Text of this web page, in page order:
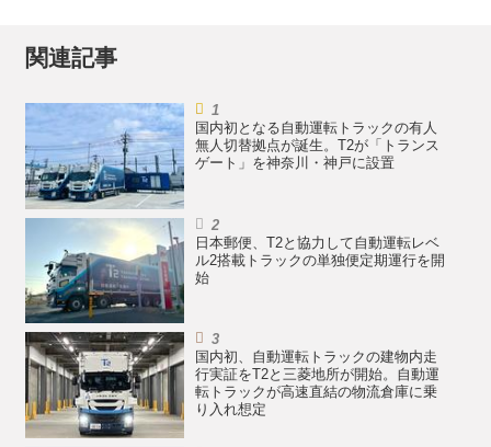
関連記事
国内初となる自動運転トラックの有人
無人切替拠点が誕生。T2が「トランス
ゲート」を神奈川・神戸に設置
日本郵便、T2と協力して自動運転レベ
ル2搭載トラックの単独便定期運行を開
始
国内初、自動運転トラックの建物内走
行実証をT2と三菱地所が開始。自動運
転トラックが高速直結の物流倉庫に乗
り入れ想定